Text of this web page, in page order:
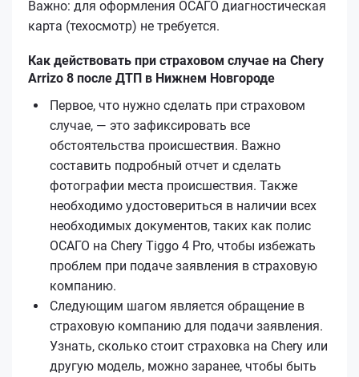
Важно: для оформления ОСАГО диагностическая
карта (техосмотр) не требуется.
Как действовать при страховом случае на Chery
Arrizo 8 после ДТП в Нижнем Новгороде
Первое, что нужно сделать при страховом
случае, — это зафиксировать все
обстоятельства происшествия. Важно
составить подробный отчет и сделать
фотографии места происшествия. Также
необходимо удостовериться в наличии всех
необходимых документов, таких как полис
ОСАГО на Chery Tiggo 4 Pro, чтобы избежать
проблем при подаче заявления в страховую
компанию.
Следующим шагом является обращение в
страховую компанию для подачи заявления.
Узнать, сколько стоит страховка на Chery или
другую модель, можно заранее, чтобы быть